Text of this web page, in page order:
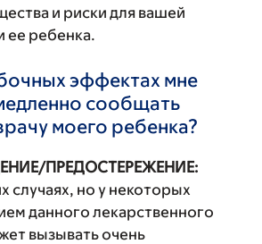
и риски для вашей
ее ребенка.
эффектах мне
сообщать
моего ребенка?
ПРЕДОСТЕРЕЖЕНИЕ:
случаях, но у некоторых
данного лекарственного
вызывать очень